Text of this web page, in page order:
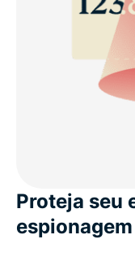
Proteja seu
espionagem